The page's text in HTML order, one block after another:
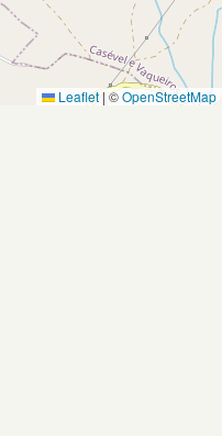
Leaflet |©OpenStreetMap